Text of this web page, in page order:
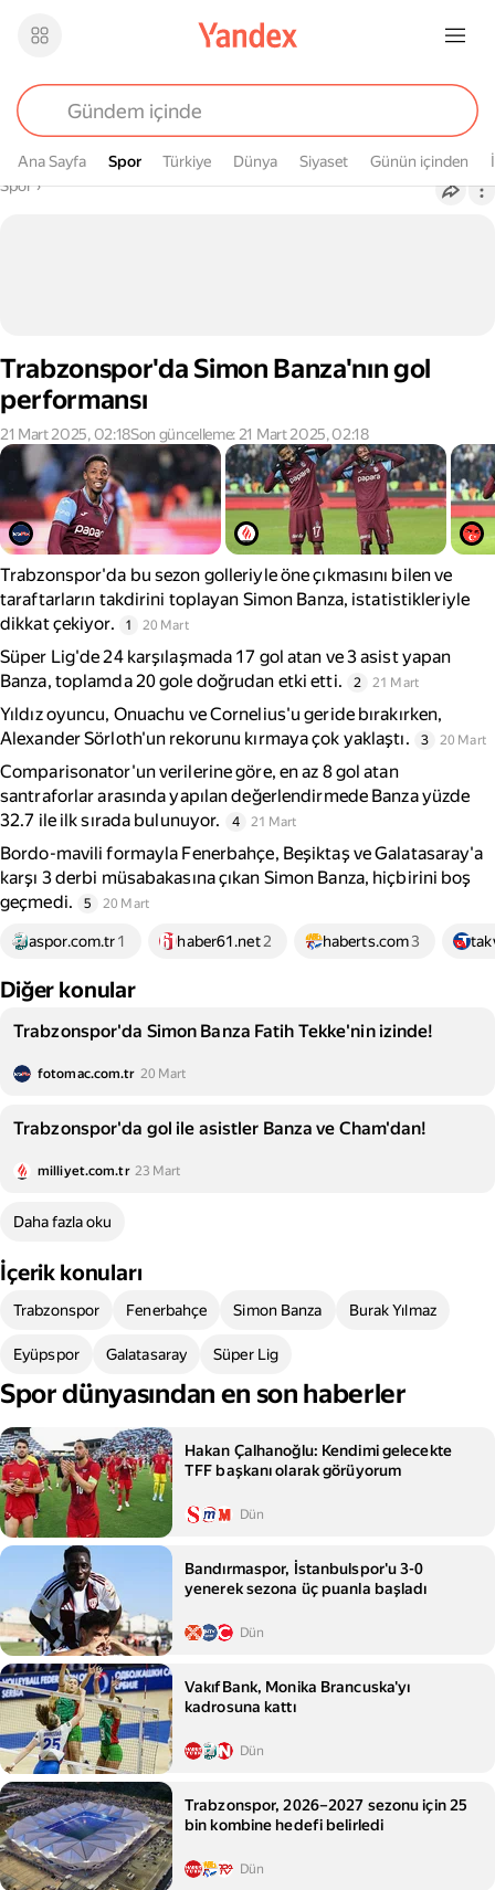
Ana Sayfa Spor
Spor Türkiye Dünya Siyaset Günün içinden
Buradasın
Spor›
Trabzonspor'da Simon Banza'nın gol
performansı
21 Mart 2025, 02:18Son güncelleme: 21 Mart 2025, 02:18
Trabzonspor'da bu sezon golleriyle öne çıkmasını bilen ve
taraftarların takdirini toplayan Simon Banza, istatistikleriyle
dikkat çekiyor.
1 20 Mart
Süper Lig'de 24 karşılaşmada 17 gol atan ve 3 asist yapan
Banza, toplamda 20 gole doğrudan etki etti.
2 21 Mart
Yıldız oyuncu, Onuachu ve Cornelius'u geride bırakırken,
Alexander Sörloth'un rekorunu kırmaya çok yaklaştı.
3 20 Mart
Comparisonator'un verilerine göre, en az 8 gol atan
santraforlar arasında yapılan değerlendirmede Banza yüzde
32.7 ile ilk sırada bulunuyor.
4 21 Mart
Bordo-mavili formayla Fenerbahçe, Beşiktaş ve Galatasaray'a
karşı 3 derbi müsabakasına çıkan Simon Banza, hiçbirini boş
geçmedi.
5 20 Mart
aspor.com.tr1 haber61.net 2 haberts.com3
Diğer konular
Trabzonspor'da Simon Banza Fatih Tekke'nin izinde!
fotomac.com.tr 20 Mart
Trabzonspor'da gol ile asistler Banza ve Cham'dan!
milliyet.com.tr 23 Mart
Daha fazla oku
İçerik konuları
Trabzonspor Fenerbahçe Simon Banza Burak Yılmaz
Eyüpspor Galatasaray Süper Lig
Spor dünyasından en son haberler
Hakan Çalhanoğlu: Kendimi gelecekte
TFF başkanı olarak görüyorum
Dün
Bandırmaspor, İstanbulspor'u 3-0
yenerek sezona üç puanla başladı
Dün
VakıfBank, Monika Brancuska'yı
kadrosuna kattı
Dün
Trabzonspor, 2026–2027 sezonu için 25
bin kombine hedefi belirledi
Dün